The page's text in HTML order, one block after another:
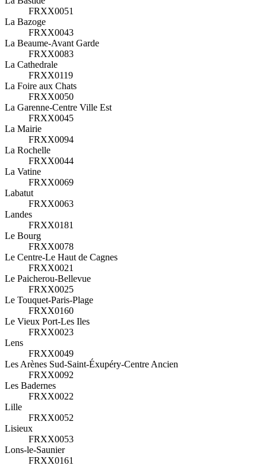
FRXX0051
La Bazoge
FRXX0043
La Beaume-Avant Garde
FRXX0083
La Cathedrale
FRXX0119
La Foire aux Chats
FRXX0050
La Garenne-Centre Ville Est
FRXX0045
La Mairie
FRXX0094
La Rochelle
FRXX0044
La Vatine
FRXX0069
Labatut
FRXX0063
Landes
FRXX0181
Le Bourg
FRXX0078
Le Centre-Le Haut de Cagnes
FRXX0021
Le Paicherou-Bellevue
FRXX0025
Le Touquet-Paris-Plage
FRXX0160
Le Vieux Port-Les Iles
FRXX0023
Lens
FRXX0049
Les Arènes Sud-Saint-Éxupéry-Centre Ancien
FRXX0092
Les Badernes
FRXX0022
Lille
FRXX0052
Lisieux
FRXX0053
Lons-le-Saunier
FRXX0161